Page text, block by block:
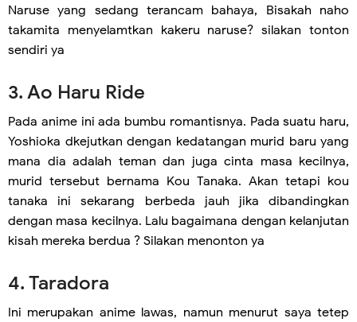
Naruse yang sedang terancam bahaya, Bisakah naho
takamita menyelamtkan kakeru naruse? silakan tonton
sendiri ya
3. Ao Haru Ride
Pada anime ini ada bumbu romantisnya. Pada suatu haru,
Yoshioka dkejutkan dengan kedatangan murid baru yang
mana dia adalah teman dan juga cinta masa kecilnya,
murid tersebut bernama Kou Tanaka. Akan tetapi kou
tanaka ini sekarang berbeda jauh jika dibandingkan
dengan masa kecilnya. Lalu bagaimana dengan kelanjutan
kisah mereka berdua ? Silakan menonton ya
4. Taradora
Ini merupakan anime lawas, namun menurut saya tetep